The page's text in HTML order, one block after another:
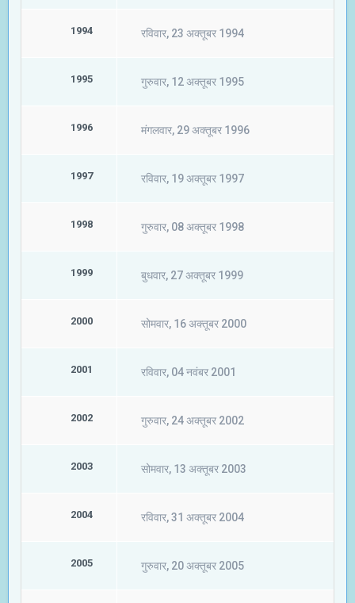
1994 रविवार, 23 अक्तूबर 1994
1995 गुरुवार, 12 अक्तूबर 1995
1996 मंगलवार, 29 अक्तूबर 1996
1997 रविवार, 19 अक्तूबर 1997
1998 गुरुवार, 08 अक्तूबर 1998
1999 बुधवार, 27 अक्तूबर 1999
2000 सोमवार, 16 अक्तूबर 2000
2001 रविवार, 04 नवंबर 2001
2002 गुरुवार, 24 अक्तूबर 2002
2003 सोमवार, 13 अक्तूबर 2003
2004 रविवार, 31 अक्तूबर 2004
2005 गुरुवार, 20 अक्तूबर 2005